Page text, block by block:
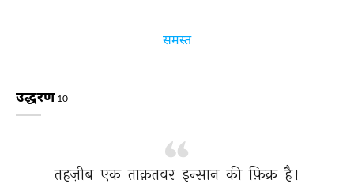
समस्त
उद्धरण 10
तहज़ीब एक ताक़तवर इन्सान की फ़िक्र है।